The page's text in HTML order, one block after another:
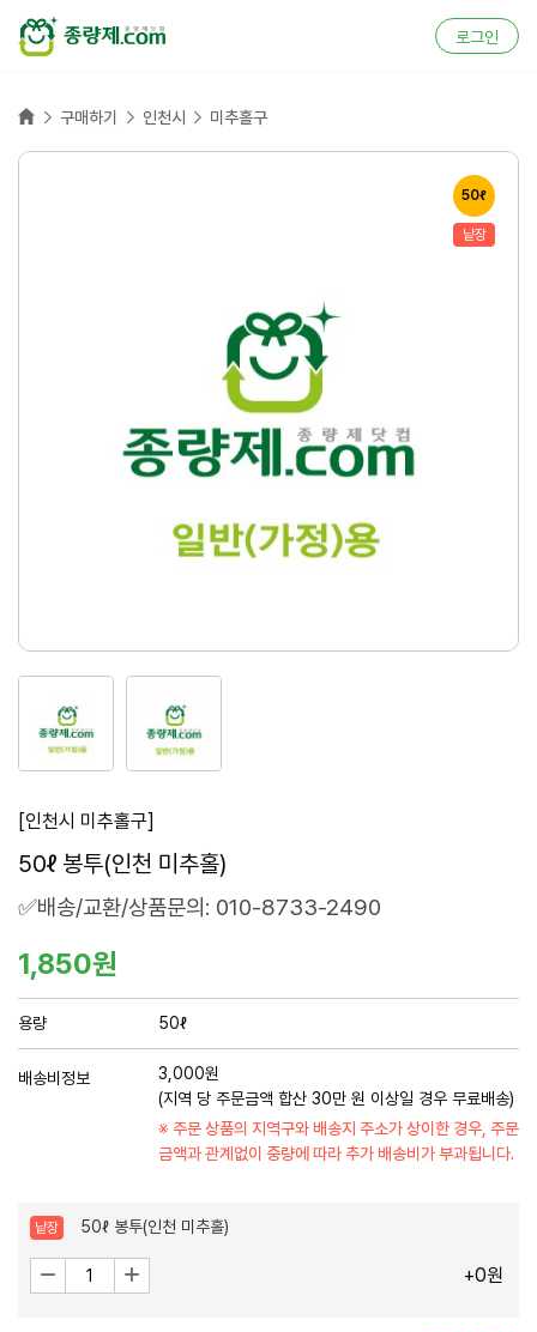
로그인
홈 구매하기  인천시  미추홀구
50ℓ
낱장
이
지
새
이
새
[인천시 미추홀구]
50ℓ 봉투(인천 미추홀)
약
정
매
✅배송/교환/상품문의: 010-8733-2490
1,850원
용량 50ℓ
배송비정보
3,000원
(지역 당 주문금액 합산 30만 원 이상일 경우 무료배송)
※ 주문 상품의 지역구와 배송지 주소가 상이한 경우, 주문
금액과 관계없이 중량에 따라 추가 배송비가 부과됩니다.
낱장 50ℓ 봉투(인천 미추홀)
수
량 소
가
+0원